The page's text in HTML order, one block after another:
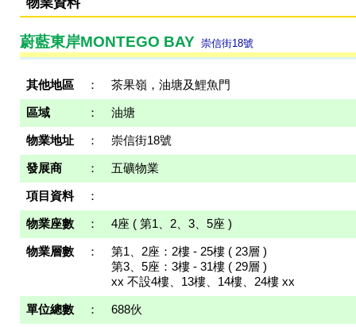
蔚藍東岸MONTEGO BAY 崇信街18號
其他地區 ： 茶果嶺，油塘及鯉魚門
區域 ： 油塘
物業地址 ： 崇信街18號
發展商 ： 五礦物業
項目資料 ：
物業座數 ： 4座 ( 第1、2、3、5座 )
物業層數 ：
第1、2座：2樓 - 25樓 ( 23層 )
第3、5座：3樓 - 31樓 ( 29層 )
xx 不設4樓、13樓、14樓、24樓 xx
單位總數 ： 688伙